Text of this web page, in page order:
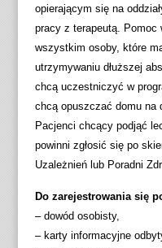
opierającym się na
pracy z terapeutą. Pomoc
wszystkim osoby, które
utrzymywaniu dłuższej
chcą uczestniczyć w
chcą opuszczać domu na
Pacjenci chcący podjąć
powinni zgłosić się po
Uzależnień lub Poradni
Do zarejestrowania się
– dowód osobisty,
– karty informacyjne